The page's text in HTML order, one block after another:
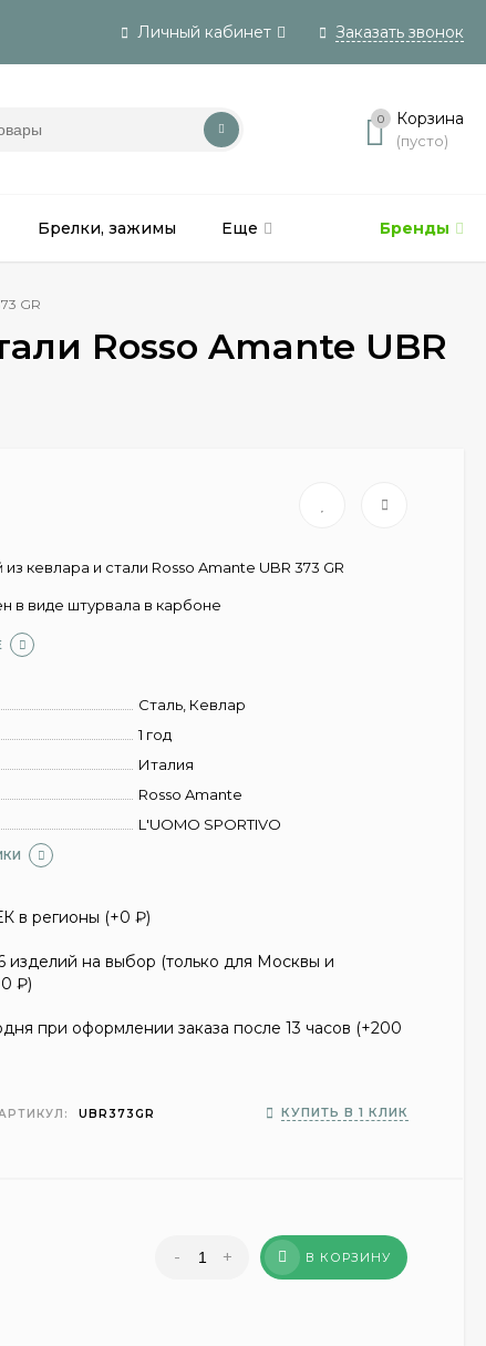
Личный кабинет Заказать звонок
0 Корзина
(пусто)
Бренды
Брелки, зажимы Еще
GR
Rosso Amante UBR
кевлара и стали Rosso Amante UBR 373 GR
в виде штурвала в карбоне
Сталь, Кевлар
1 год
Италия
Rosso Amante
L'UOMO SPORTIVO
в регионы (+0₽)
изделий на выбор (только для Москвы и
0₽)
при оформлении заказа после 13 часов (+200
UBR373GR КУПИТЬ В 1 КЛИК
- + В КОРЗИНУ